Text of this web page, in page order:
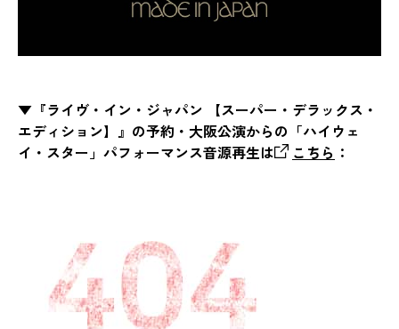
▼『ライヴ・イン・ジャパン 【スーパー・デラックス・
エディション】』の予約・大阪公演からの「ハイウェ
イ・スター」パフォーマンス音源再生は
こちら ：